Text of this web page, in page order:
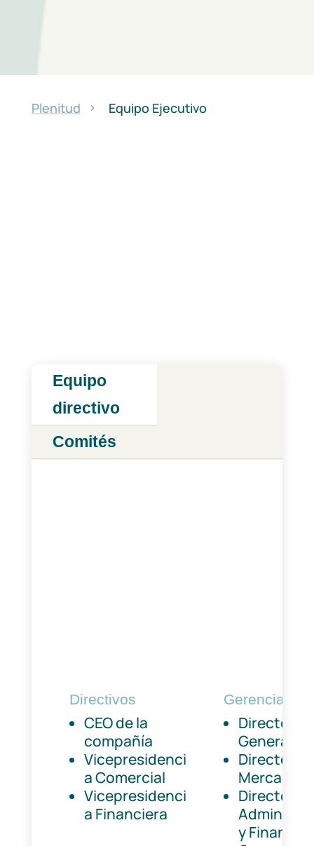
Plenitud 5 Equipo Ejecutivo
Equipo
directivo
Comités
Directivos
CEO de la
compañía
Vicepresidenci
a Comercial
Vicepresidenci
a Financiera
Gerencias
Director
General
Directora
Mercadeo
Directora
y